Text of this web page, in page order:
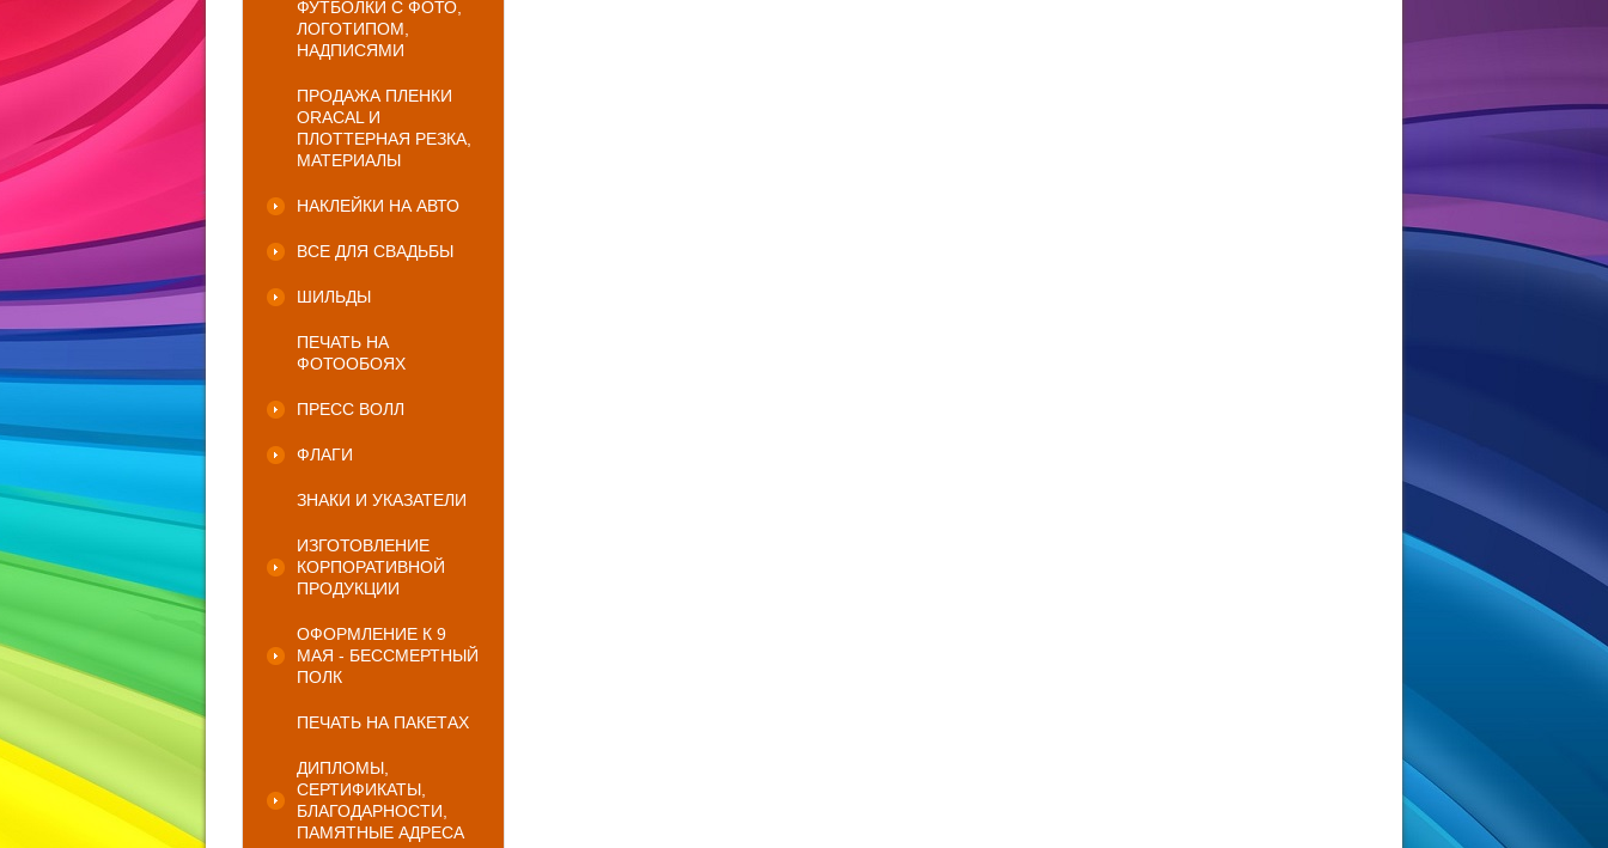
ФУТБОЛКИ С ФОТО,
ЛОГОТИПОМ,
НАДПИСЯМИ
ПРОДАЖА ПЛЕНКИ
ORACAL И
ПЛОТТЕРНАЯ РЕЗКА,
МАТЕРИАЛЫ
НАКЛЕЙКИ НА АВТО
ВСЕ ДЛЯ СВАДЬБЫ
ШИЛЬДЫ
ПЕЧАТЬ НА
ФОТООБОЯХ
ПРЕСС ВОЛЛ
ФЛАГИ
ЗНАКИ И УКАЗАТЕЛИ
ИЗГОТОВЛЕНИЕ
КОРПОРАТИВНОЙ
ПРОДУКЦИИ
ОФОРМЛЕНИЕ К 9
МАЯ - БЕССМЕРТНЫЙ
ПОЛК
ПЕЧАТЬ НА ПАКЕТАХ
ДИПЛОМЫ,
СЕРТИФИКАТЫ,
БЛАГОДАРНОСТИ,
ПАМЯТНЫЕ АДРЕСА